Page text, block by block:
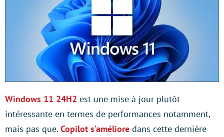
Windows 11 24H2 est une mise à jour plutôt
intéressante en termes de performances notamment,
mais pas que. Copilot s’améliore dans cette dernière